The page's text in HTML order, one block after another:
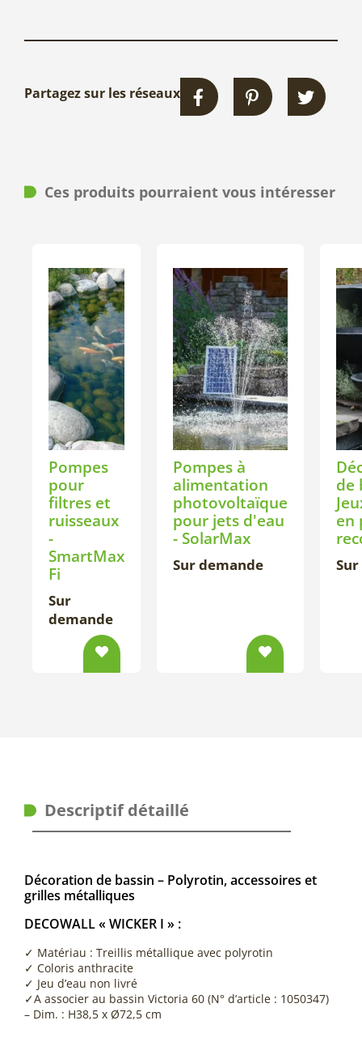
Partagez sur les réseaux
Ces produits pourraient vous intéresser
Pompes
pour
filtres et
ruisseaux
-
SmartMax
Fi
Sur
demande
Pompes à
alimentation
photovoltaïque
pour jets d'eau
- SolarMax
Sur demande
de
en
Descriptif détaillé
Décoration de bassin – Polyrotin, accessoires et
grilles métalliques
DECOWALL « WICKER I » :
✓ Matériau : Treillis métallique avec polyrotin
✓ Coloris anthracite
✓ Jeu d’eau non livré
✓A associer au bassin Victoria 60 (N° d’article : 1050347)
– Dim. : H38,5 x Ø72,5 cm